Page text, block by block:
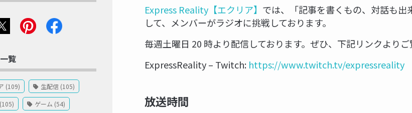
Express Reality【エクリア】 では、「記事を書くもの、対話も出
して、メンバーがラジオに挑戦しております。
毎週土曜日 20 時より配信しております。ぜひ、下記リンクよりご
ExpressReality – Twitch: https://www.twitch.tv/expressreality
放送時間
覧
(109) 生配信 (105)
ゲーム (54)